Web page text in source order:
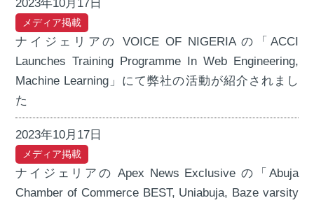
2023年10月17日
メディア掲載
ナイジェリアの VOICE OF NIGERIA の「ACCI
Launches Training Programme In Web Engineering,
Machine Learning」にて弊社の活動が紹介されまし
た
2023年10月17日
メディア掲載
ナイジェリアの Apex News Exclusive の「Abuja
Chamber of Commerce BEST, Uniabuja, Baze varsity